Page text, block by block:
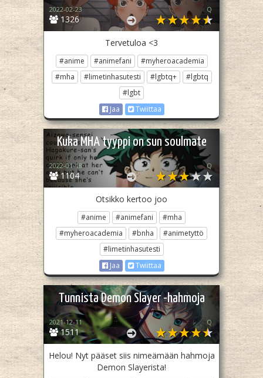
1326
2022-02-23 Q
Tervetuloa <3
#anime #animefani
#myheroacademia
#mha
#limetinhasutesti #lgbtq+
#lgbtq
#lgbt
Jaa
Twiittaa
Kuka MHA tyyppi on sun soulmate
1104
2022-01-18 Q
Otsikko kertoo joo
#anime #animefani
#mha
#myheroacademia
#bnha
#animetyttö
#limetinhasutesti
Jaa
Twiittaa
Tunnista Demon Slayer -hahmoja
1511
2021-12-11 Q
Helou! Nyt pääset siis nimeämään hahmoja
Demon Slayerista!